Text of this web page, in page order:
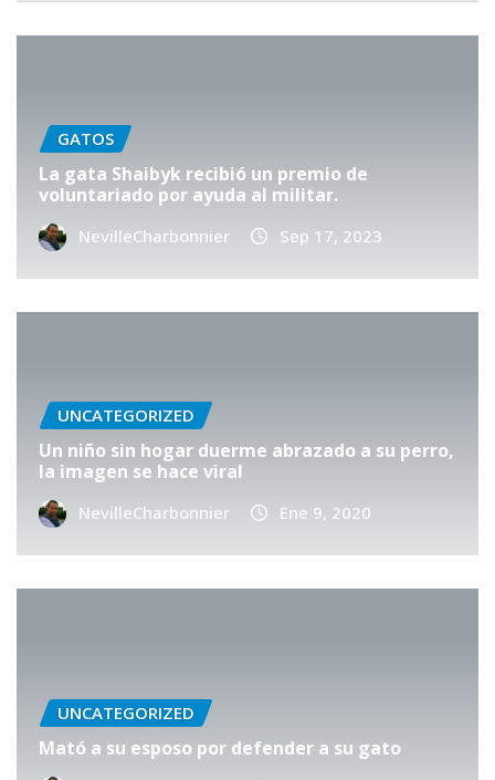
GATOS
La gata Shaibyk recibió un premio de
voluntariado por ayuda al militar.
NevilleCharbonnier Sep 17, 2023
UNCATEGORIZED
Un niño sin hogar duerme abrazado a su perro,
la imagen se hace viral
NevilleCharbonnier Ene 9, 2020
UNCATEGORIZED
Mató a su esposo por defender a su gato